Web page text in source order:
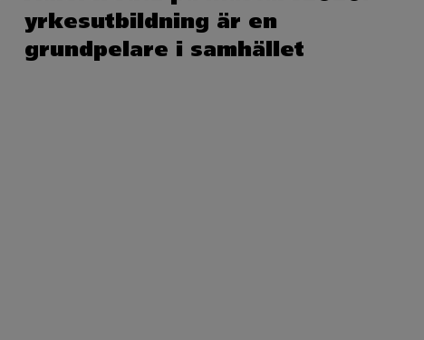
yrkesutbildning är en
grundpelare i samhället